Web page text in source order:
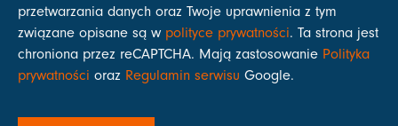
przetwarzania danych oraz Twoje uprawnienia z tym
związane opisane są w polityce prywatności. Ta strona jest
chroniona przez reCAPTCHA. Mają zastosowanie Polityka
prywatności oraz Regulamin serwisu Google.